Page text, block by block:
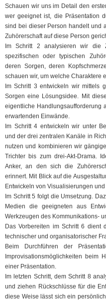
Schauen wir uns im Detail den
wer geeignet ist, die Präsentation
sind bei dieser Person handelt und
Zuhörerschaft auf diese Person
Im Schritt 2 analysieren wir die
spezifischen oder typischen
deren Sorgen, deren
schauen wir, um welche Charaktere
Im Schritt 3 entwickeln wir mittels
Sorgen eine Lösungsidee. Mit
eigentliche Handlungsaufforderung
erwartenden Einwände.
Im Schritt 4 entwickeln wir unter
und der drei zentralen Kanäle in
nutzen und kombinieren wir
Trichter bis zum drei-Akt-Drama.
Anker, an den sich die
erinnert. Mit Blick auf die
Entwickeln von Visualisierungen
Im Schritt 5 folgt die Umsetzung.
Medien die geeigneten aus
Werkzeugen des Kommunikations-
Das Vorbereiten im Schritt 6 dient
technischer und organisatorischer
Beim Durchführen der
Improvisationsmöglichkeiten beim
einer Präsentation.
Im letzten Schritt, dem Schritt 8
und ziehen Rückschlüsse für die
diese Weise lässt sich ein